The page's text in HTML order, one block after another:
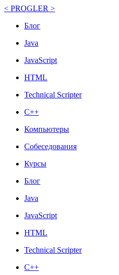
< PROGLER >
Блог
Java
JavaScript
HTML
Technical Scripter
C++
Компьютеры
Собеседования
Курсы
Блог
Java
JavaScript
HTML
Technical Scripter
C++